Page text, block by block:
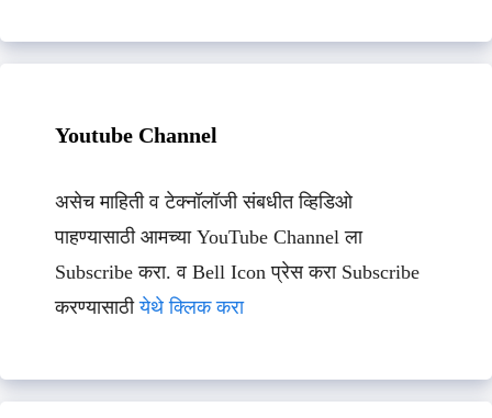
Youtube Channel
असेच माहिती व टेक्नॉलॉजी संबधीत व्हिडिओ
पाहण्यासाठी आमच्या YouTube Channel ला
Subscribe करा. व Bell Icon प्रेस करा Subscribe
करण्यासाठीयेथे क्लिक करा